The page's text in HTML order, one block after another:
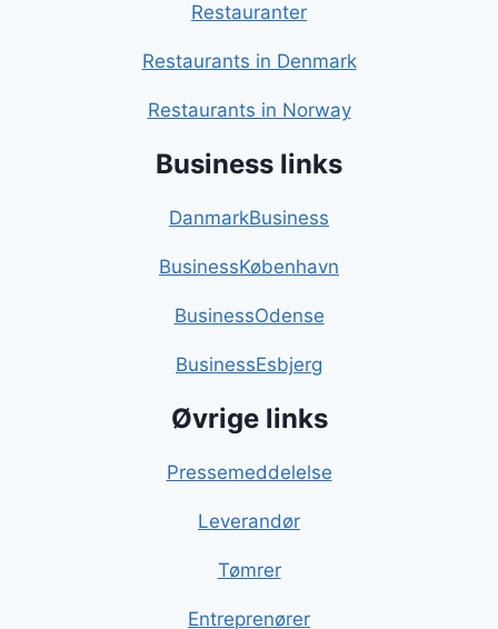
Restauranter
Restaurants in Denmark
Restaurants in Norway
Business links
DanmarkBusiness
BusinessKøbenhavn
BusinessOdense
BusinessEsbjerg
Øvrige links
Pressemeddelelse
Leverandør
Tømrer
Entreprenører